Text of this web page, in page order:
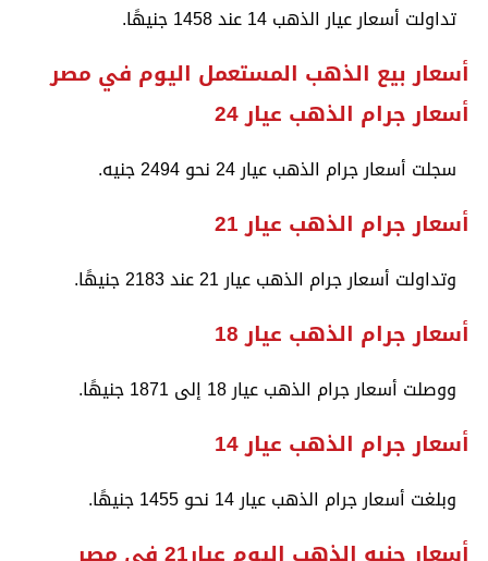
تداولت أسعار عيار الذهب 14 عند 1458 جنيهًا.
أسعار بيع الذهب المستعمل اليوم في مصر
أسعار جرام الذهب عيار 24
سجلت أسعار جرام الذهب عيار 24 نحو 2494 جنيه.
أسعار جرام الذهب عيار 21
وتداولت أسعار جرام الذهب عيار 21 عند 2183 جنيهًا.
أسعار جرام الذهب عيار 18
ووصلت أسعار جرام الذهب عيار 18 إلى 1871 جنيهًا.
أسعار جرام الذهب عيار 14
وبلغت أسعار جرام الذهب عيار 14 نحو 1455 جنيهًا.